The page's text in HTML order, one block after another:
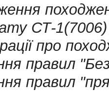
СТ-
про
правил
правил